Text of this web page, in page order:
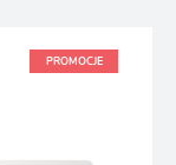
PROMOCJE